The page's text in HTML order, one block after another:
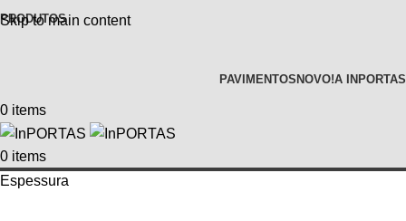
Skip to main content
PRODUTOS
PAVIMENTOS NOVO!A INPORTAS
0 items
0 items
Espessura